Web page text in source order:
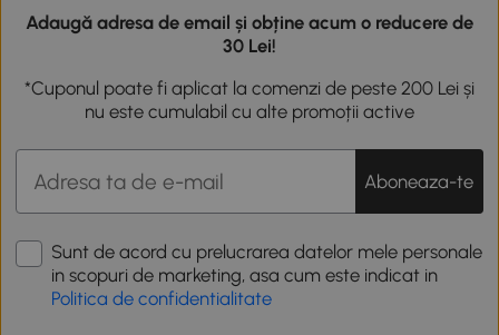
Adaugă adresa de email și obține acum o reducere de
30 Lei!
*Cuponul poate fi aplicat la comenzi de peste 200 Lei și
nu este cumulabil cu alte promoții active
Aboneaza-te
Sunt de acord cu prelucrarea datelor mele personale
in scopuri de marketing, asa cum este indicat in
Politica de confidentialitate